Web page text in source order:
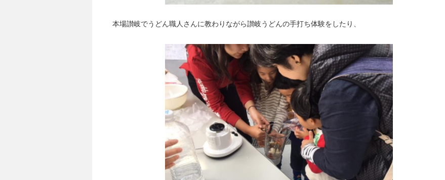
本場讃岐でうどん職人さんに教わりながら讃岐うどんの手打ち体験をしたり、